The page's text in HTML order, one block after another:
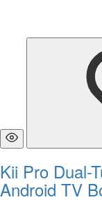
Kii Pro Dual-
Android TV